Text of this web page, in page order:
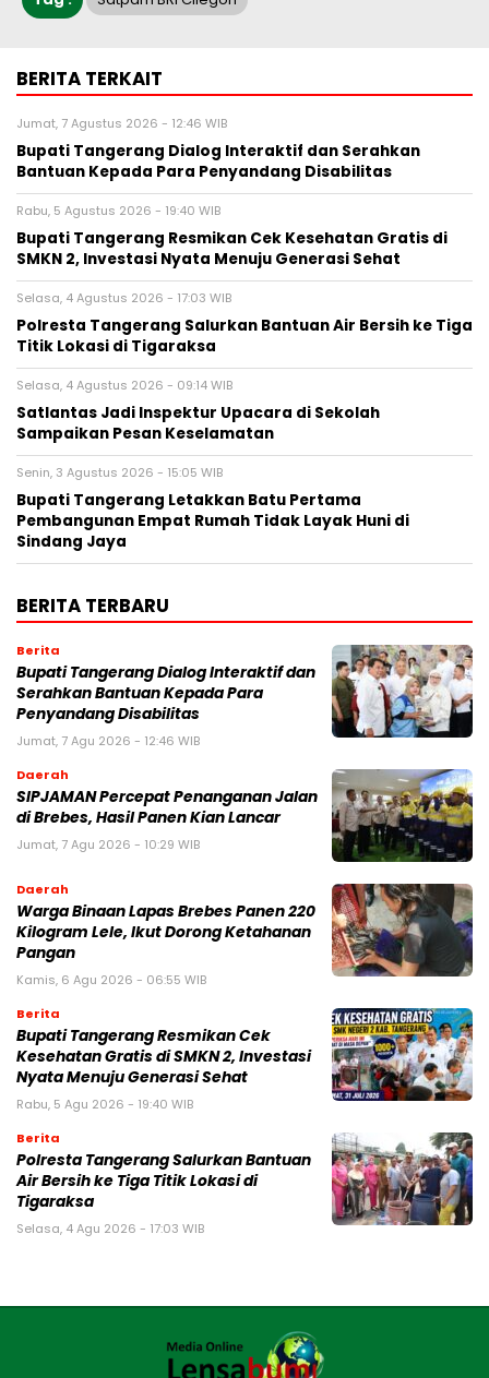
BERITA TERKAIT
Jumat, 7 Agustus 2026 - 12:46 WIB
Bupati Tangerang Dialog Interaktif dan Serahkan
Bantuan Kepada Para Penyandang Disabilitas
Rabu, 5 Agustus 2026 - 19:40 WIB
‎Bupati Tangerang Resmikan Cek Kesehatan Gratis di
SMKN 2, Investasi Nyata Menuju Generasi Sehat
Selasa, 4 Agustus 2026 - 17:03 WIB
Polresta Tangerang Salurkan Bantuan Air Bersih ke Tiga
Titik Lokasi di Tigaraksa
Selasa, 4 Agustus 2026 - 09:14 WIB
Satlantas Jadi Inspektur Upacara di Sekolah
Sampaikan Pesan Keselamatan
Senin, 3 Agustus 2026 - 15:05 WIB
Bupati Tangerang Letakkan Batu Pertama
Pembangunan Empat Rumah Tidak Layak Huni di
Sindang Jaya
BERITA TERBARU
Berita
Bupati Tangerang Dialog Interaktif dan
Serahkan Bantuan Kepada Para
Penyandang Disabilitas
Jumat, 7 Agu 2026 - 12:46 WIB
Daerah
SIPJAMAN Percepat Penanganan Jalan
di Brebes, Hasil Panen Kian Lancar
Jumat, 7 Agu 2026 - 10:29 WIB
Daerah
Warga Binaan Lapas Brebes Panen 220
Kilogram Lele, Ikut Dorong Ketahanan
Pangan
Kamis, 6 Agu 2026 - 06:55 WIB
Berita
‎Bupati Tangerang Resmikan Cek
Kesehatan Gratis di SMKN 2, Investasi
Nyata Menuju Generasi Sehat
Rabu, 5 Agu 2026 - 19:40 WIB
Berita
Polresta Tangerang Salurkan Bantuan
Air Bersih ke Tiga Titik Lokasi di
Tigaraksa
Selasa, 4 Agu 2026 - 17:03 WIB